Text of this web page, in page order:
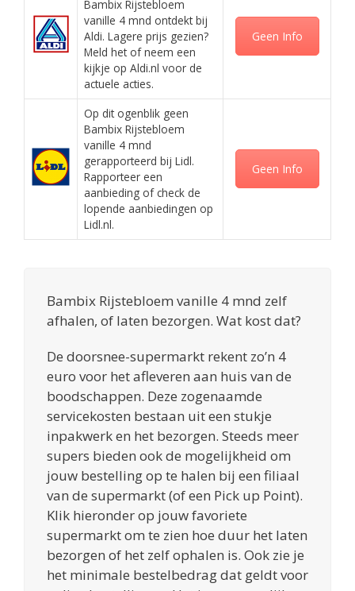
Bambix Rijstebloem
vanille 4 mnd ontdekt bij
Aldi. Lagere prijs gezien?
Meld het of neem een
kijkje op Aldi.nl voor de
actuele acties.
Geen Info
Op dit ogenblik geen
Bambix Rijstebloem
vanille 4 mnd
gerapporteerd bij Lidl.
Rapporteer een
aanbieding of check de
lopende aanbiedingen op
Lidl.nl.
Geen Info
Bambix Rijstebloem vanille 4 mnd zelf
afhalen, of laten bezorgen. Wat kost dat?
De doorsnee-supermarkt rekent zo’n 4
euro voor het afleveren aan huis van de
boodschappen. Deze zogenaamde
servicekosten bestaan uit een stukje
inpakwerk en het bezorgen. Steeds meer
supers bieden ook de mogelijkheid om
jouw bestelling op te halen bij een filiaal
van de supermarkt (of een Pick up Point).
Klik hieronder op jouw favoriete
supermarkt om te zien hoe duur het laten
bezorgen of het zelf ophalen is. Ook zie je
het minimale bestelbedrag dat geldt voor